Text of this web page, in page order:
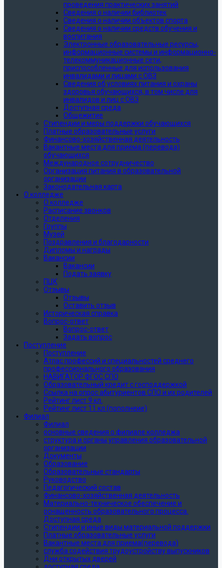
проведения практических занятий
Сведения о наличии библиотек
Сведения о наличии объектов спорта
Сведения о наличии средств обучения и
воспитания
Электронные образовательные ресурсы,
информационные системы и информационно-
телекоммуникационные сети,
приспособленные для использования
инвалидами и лицами с ОВЗ
Сведения об условиях питания и охраны
здоровья обучающихся, в том числе для
инвалидов и лиц с ОВЗ
Доступная среда
Общежитие
Стипендии и меры поддержки обучающихся
Платные образовательные услуги
Финансово-хозяйственная деятельность
Вакантные места для приёма (перевода)
обучающихся
Международное сотрудничество
Организация питания в образовательной
организации
Законодательная карта
О колледже
О колледже
Расписание звонков
Отделения
Группы
Музей
Поздравления и благодарности
Дипломы и награды
Вакансии
Вакансии
Подать заявку
ПЦК
Отзывы
Отзывы
Оставить отзыв
Историческая справка
Вопрос-ответ
Вопрос-ответ
Задать вопрос
Поступление
Поступление
Атлас профессий и специальностей среднего
профессионального образования
НАВИГАТОР ФГОС СПО
Образовательный кредит с господдержкой
Ссылка на опрос абитуриентов СПО и их родителей
Рейтинг лист 9 кл.
Рейтинг лист 11 кл (пополнеие)
Филиал
Филиал
основные сведения о филиале колледжа
структура и органы управления образовательной
организации
Документы
Образование
Образовательные стандарты
Руководство
Педагогический состав
Финансово-хозяйственная деятельность
Материально-техническое обеспечение и
оснащенность образовательного процесса.
Доступная среда
Стипендии и иные виды материальной поддержки
Платные образовательные услуги
Вакантные места для приема(перевода)
служба содействия трудоустройству выпускников
Дни открытых дверей